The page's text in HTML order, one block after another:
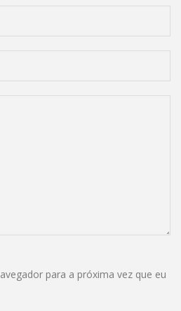
para a próxima vez que eu